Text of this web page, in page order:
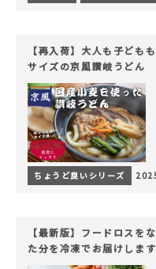
【再入荷】大人も子ども
サイズの京風讃岐うどん
ちょうど良いシリーズ
【最新版】フードロスを
た分を冷凍でお届けします